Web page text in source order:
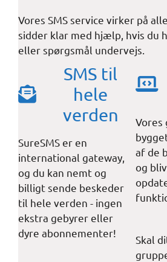
Vores SMS service virker på
sidder klar med hjælp, hvis du
eller spørgsmål undervejs.
SMS til
hele
verden
SureSMS er en
international gateway,
og du kan nemt og
billigt sende beskeder
til hele verden - ingen
ekstra gebyrer eller
dyre abonnementer!
Vores
af de
og
Skal